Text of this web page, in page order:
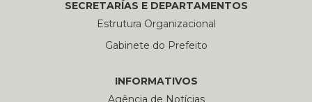
SECRETARÍAS E DEPARTAMENTOS
Estrutura Organizacional
Gabinete do Prefeito
INFORMATIVOS
Agência de Notícias